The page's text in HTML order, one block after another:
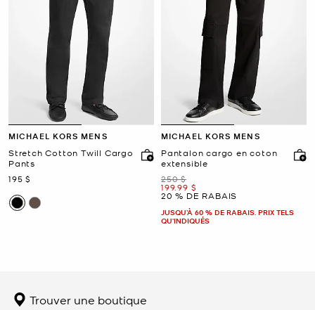
MICHAEL KORS MENS
Stretch Cotton Twill Cargo
Pants
maintenant
195 $
MICHAEL KORS MENS
Pantalon cargo en coton
extensible
était
250 $
maintenant
199.99 $
20 % DE RABAIS
JUSQU’À 60 % DE RABAIS. PRIX TELS
QU'INDIQUÉS
Trouver une boutique